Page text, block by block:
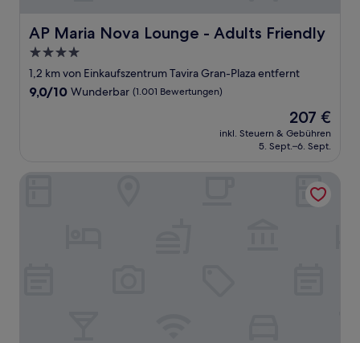
AP Maria Nova Lounge - Adults Friendly
AP Maria Nova Lounge - Adults Friendly
4.0-
Sterne-
Unterkunft
1,2 km von Einkaufszentrum Tavira Gran-Plaza entfernt
9.0
9,0/10 Wunderbar (1.001 Bewertungen)
Der
Preis
beträgt
207 €
inkl. Steuern & Gebühren
5. Sept.–6. Sept.